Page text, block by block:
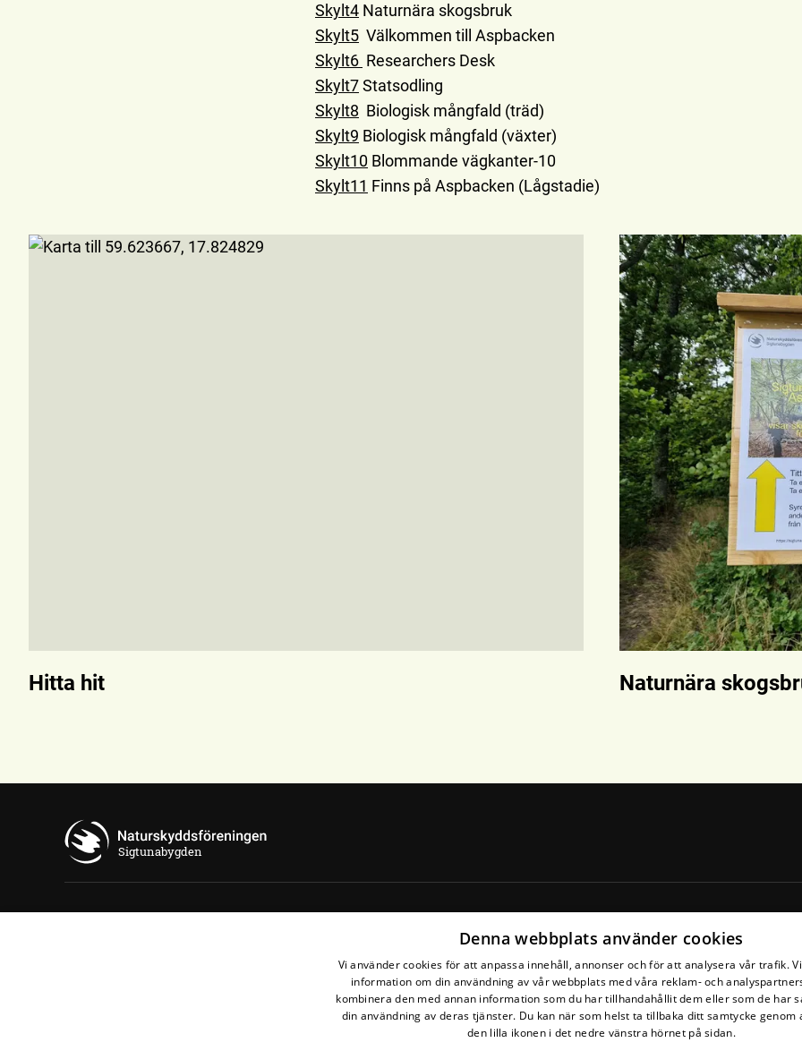
Skylt4 Naturnära skogsbruk
Skylt5 Välkommen till Aspbacken
Skylt6 Researchers Desk
Skylt7Statsodling
Skylt8 Biologisk mångfald (träd)
Skylt9 Biologisk mångfald (växter)
Skylt10 Blommande vägkanter-10
Skylt11 Finns på Aspbacken (Lågstadie)
Hitta hit Naturnära
Sigtunabygden
Denna webbplats använder cookies
Vi använder cookies för att anpassa innehåll, annonser och för att analysera vår trafik.
information om din användning av vår webbplats med våra reklam- och
kombinera den med annan information som du har tillhandahållit dem eller som de har
din användning av deras tjänster. Du kan när som helst ta tillbaka ditt samtycke genom
den lilla ikonen i det nedre vänstra hörnet på sidan.